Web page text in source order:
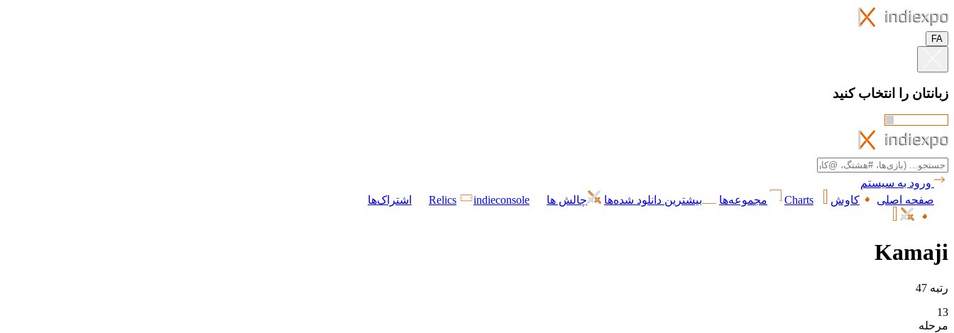
FA
زبانتان را انتخاب کنید
ورود به سیستم
صفحه اصلی
کاوش Charts مجموعه‌ها بیشترین دانلود شده‌ها چالش ها Relics indieconsole اشتراک‌ها
Kamaji
رتبه 47
13
مرحله